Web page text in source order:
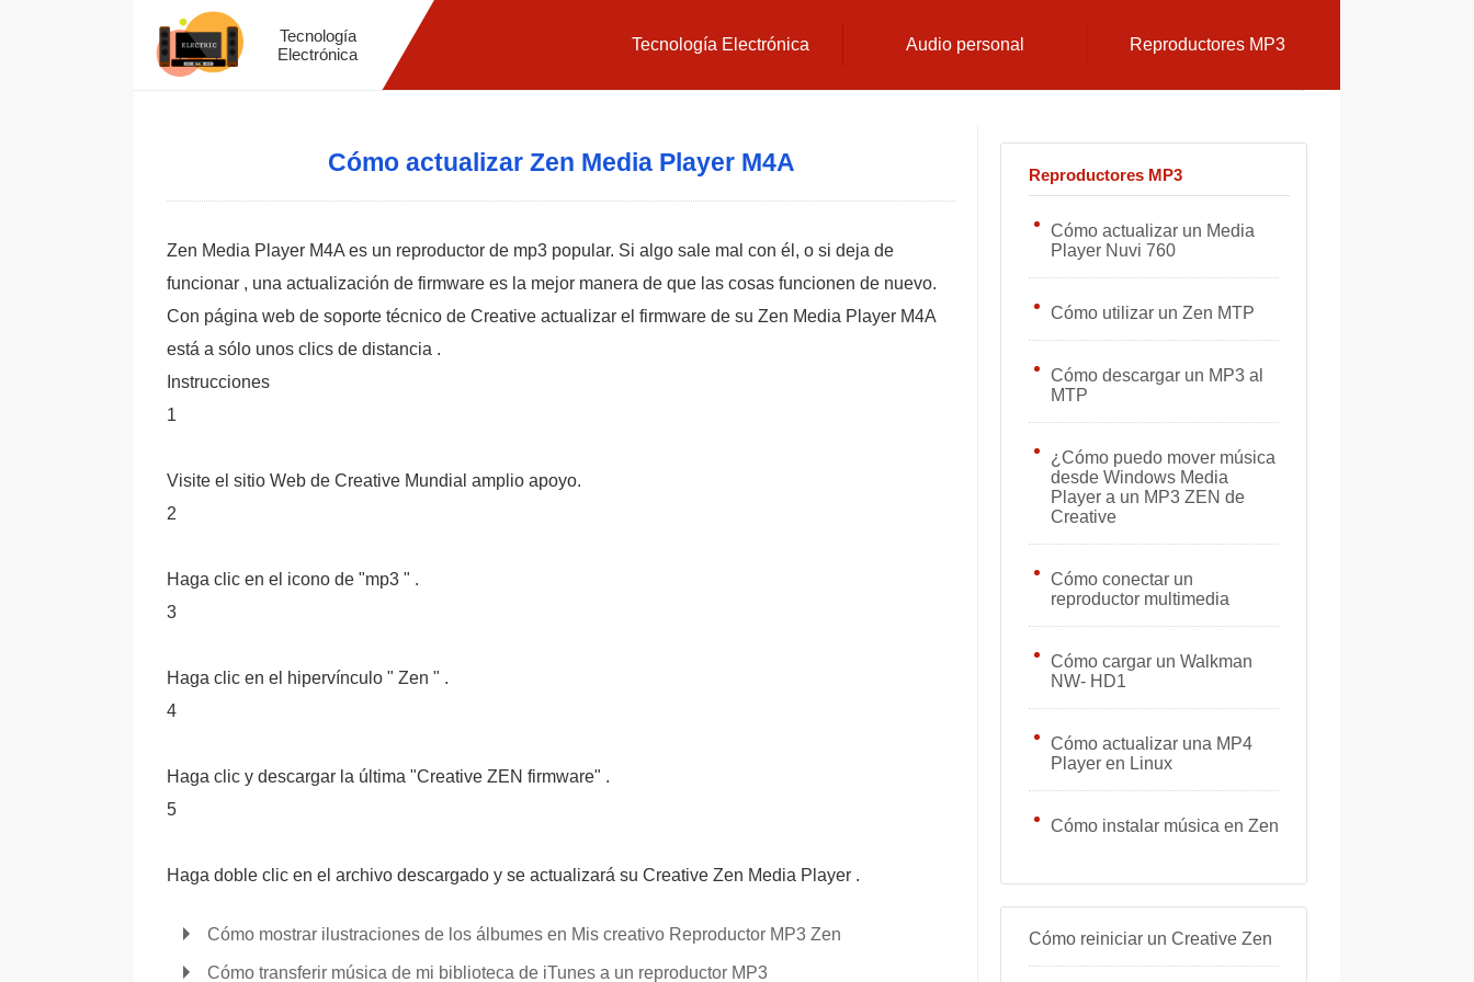
Tecnología
Electrónica
Tecnología Electrónica Audio personal Reproductores MP3
Cómo actualizar Zen Media Player M4A
Zen Media Player M4A es un reproductor de mp3 popular. Si algo sale mal con él, o si deja de
funcionar , una actualización de firmware es la mejor manera de que las cosas funcionen de nuevo.
Con página web de soporte técnico de Creative actualizar el firmware de su Zen Media Player M4A
está a sólo unos clics de distancia .
Instrucciones
1
Visite el sitio Web de Creative Mundial amplio apoyo.
2
Haga clic en el icono de "mp3 " .
3
Haga clic en el hipervínculo " Zen " .
4
Haga clic y descargar la última "Creative ZEN firmware" .
5
Haga doble clic en el archivo descargado y se actualizará su Creative Zen Media Player .
Cómo mostrar ilustraciones de los álbumes en Mis creativo Reproductor MP3 Zen
Cómo transferir música de mi biblioteca de iTunes a un reproductor MP3
Reproductores MP3
Cómo actualizar un Media
Player Nuvi 760
Cómo utilizar un Zen MTP
Cómo descargar un MP3 al
MTP
¿Cómo puedo mover música
desde Windows Media
Player a un MP3 ZEN de
Creative
Cómo conectar un
reproductor multimedia
Cómo cargar un Walkman
NW- HD1
Cómo actualizar una MP4
Player en Linux
Cómo instalar música en Zen
Cómo reiniciar un Creative Zen